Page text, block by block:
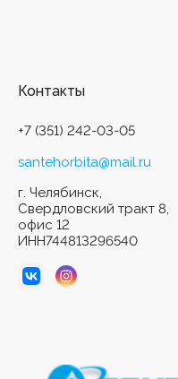
Контакты
+7 (351) 242-03-05
santehorbita@mail.ru
г. Челябинск,
Свердловский тракт 8,
офис 12
ИНН744813296540